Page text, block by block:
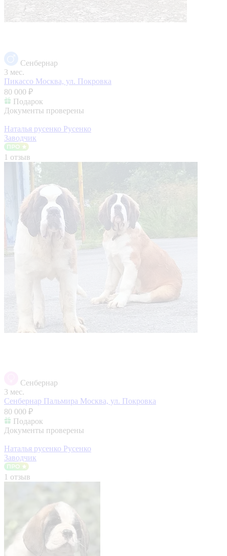
Сенбернар
3 мес.
Пикассо Москва, ул. Покровка
80 000 ₽
Подарок
Документы проверены
Наталья русенко Русенко
Заводчик
1 отзыв
Сенбернар
3 мес.
Сенбернар Пальмира Москва, ул. Покровка
80 000 ₽
Подарок
Документы проверены
Наталья русенко Русенко
Заводчик
1 отзыв